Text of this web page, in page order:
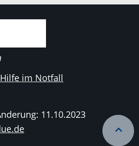
Hilfe im Notfall
11.10.2023